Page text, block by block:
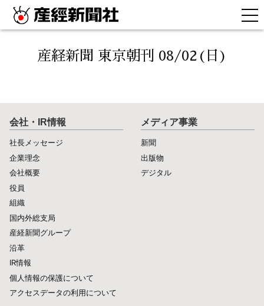
産経新聞 東京朝刊 08/02(日)
会社・IR情報
社長メッセージ
企業理念
会社概要
役員
組織
国内外総支局
産経新聞グループ
沿革
IR情報
個人情報の保護について
アクセスデータの利用について
メディア事業
新聞
出版物
デジタル